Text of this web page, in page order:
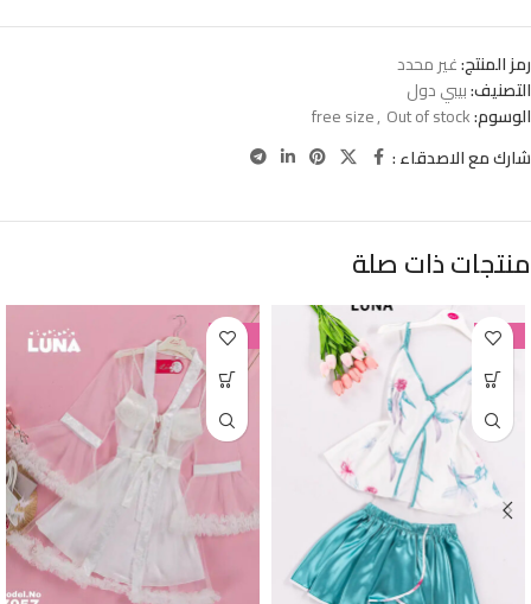
رمز المنتج:غير محدد
التصنيف:بيبي دول
الوسوم:
free size, Out of stock
شارك مع الاصدقاء :
منتجات ذات صلة
-38%
-38%